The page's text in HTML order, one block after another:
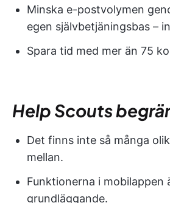
Minska e-postvolymen
egen självbetjäningsbas –
Spara tid med mer än 75
Help Scouts
Det finns inte så många
mellan.
Funktionerna i mobilappen
grundläggande.